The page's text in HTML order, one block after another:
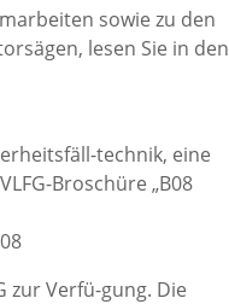
sowie zu den
lesen Sie in den
technik, eine
Broschüre „B08
zur Verfü-gung. Die